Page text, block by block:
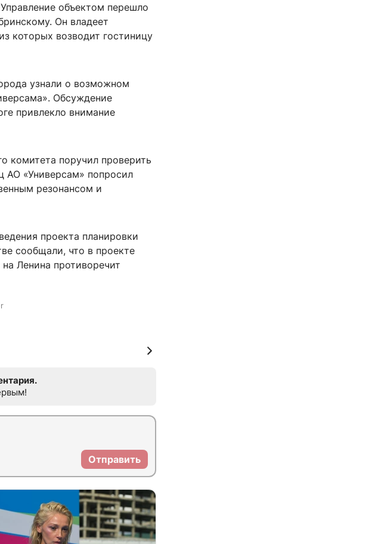
объектом перешло
Он владеет
которых возводит гостиницу
узнали о возможном
Обсуждение
привлекло внимание
комитета поручил проверить
АО «Универсам» попросил
резонансом и
проекта планировки
сообщали, что в проекте
Ленина противоречит
Отправить